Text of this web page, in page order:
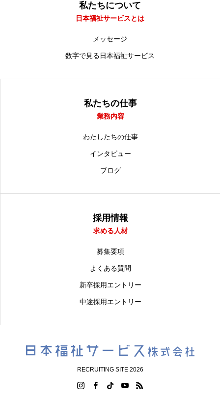
私たちについて
日本福祉サービスとは
メッセージ
数字で見る日本福祉サービス
私たちの仕事
業務内容
わたしたちの仕事
インタビュー
ブログ
採用情報
求める人材
募集要項
よくある質問
新卒採用エントリー
中途採用エントリー
RECRUITING SITE 2026